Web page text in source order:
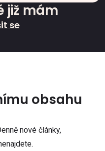
již mám
se
obsahu
nové články,